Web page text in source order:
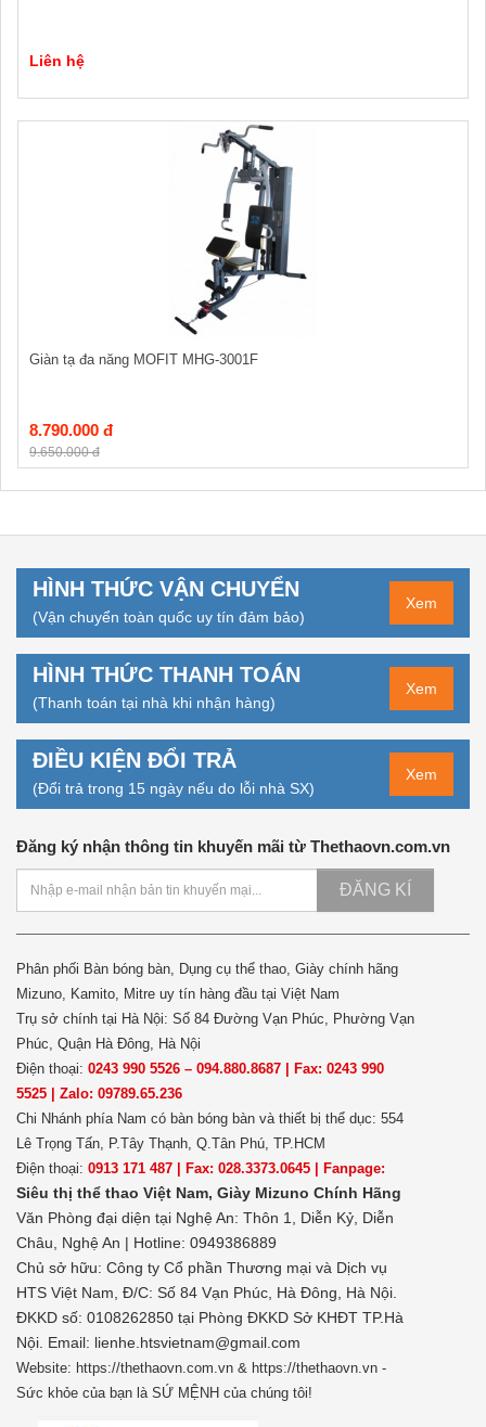
Liên hệ
Giàn tạ đa năng MOFIT MHG-3001F
8.790.000 đ
9.650.000 đ
HÌNH THỨC VẬN CHUYỂN
(Vận chuyển toàn quốc uy tín đảm bảo)
Xem
HÌNH THỨC THANH TOÁN
(Thanh toán tại nhà khi nhận hàng)
Xem
ĐIỀU KIỆN ĐỔI TRẢ
(Đổi trả trong 15 ngày nếu do lỗi nhà SX)
Xem
Đăng ký nhận thông tin khuyến mãi từ Thethaovn.com.vn
ĐĂNG KÍ
Phân phối Bàn bóng bàn, Dụng cụ thể thao, Giày chính hãng
Mizuno, Kamito, Mitre uy tín hàng đầu tại Việt Nam
Trụ sở chính tại Hà Nội: Số 84 Đường Vạn Phúc, Phường Vạn
Phúc, Quận Hà Đông, Hà Nội
Điện thoại: 0243 990 5526 – 094.880.8687 | Fax: 0243 990
5525 | Zalo: 09789.65.236
Chi Nhánh phía Nam có bàn bóng bàn và thiết bị thể dục: 554
Lê Trọng Tấn, P.Tây Thạnh, Q.Tân Phú, TP.HCM
Điện thoại: 0913 171 487 | Fax: 028.3373.0645 | Fanpage:
Siêu thị thể thao Việt Nam, Giày Mizuno Chính Hãng
Văn Phòng đại diện tại Nghệ An: Thôn 1, Diễn Kỷ, Diễn
Châu, Nghệ An | Hotline: 0949386889
Chủ sở hữu: Công ty Cổ phần Thương mại và Dịch vụ
HTS Việt Nam, Đ/C: Số 84 Vạn Phúc, Hà Đông, Hà Nội.
ĐKKD số: 0108262850 tại Phòng ĐKKD Sở KHĐT TP.Hà
Nội. Email: lienhe.htsvietnam@gmail.com
Website: https://thethaovn.com.vn & https://thethaovn.vn -
Sức khỏe của bạn là SỨ MỆNH của chúng tôi!